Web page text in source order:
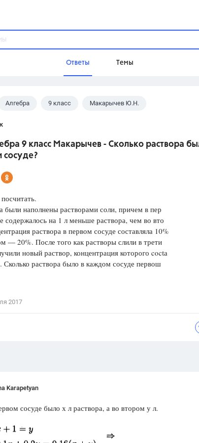
Ответы Темы
Домашнее задание
Разумовская М.М.,
Рудзитис Г.Е.,Цыбулько
Цветков Л. А.
Психология
Отношения,Любовь,
Алгебра 9 класс Макарычев Ю.Н.
9 класс Макарычев - Сколько раствора
были наполнены растворами соли, причем в пер
содержалось на 1 л меньше раствора, чем во вто
раствора в первом сосуде составляла 10%
— 20%. После того как растворы слили в трети
новый раствор, концентрация которого coctа
Сколько раствора было в каждом сосуде первош
2017
Karapetyan
сосуде было х л раствора, а во втором у л.